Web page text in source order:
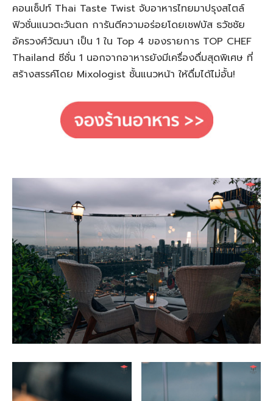
คอนเซ็ปท์ Thai Taste Twist จับอาหารไทยมาปรุงสไตล์
ฟิวชั่นแนวตะวันตก การันตีความอร่อยโดยเชฟบัส ธวัชชัย
อัครวงศ์วัฒนา เป็น 1 ใน Top 4 ของรายการ TOP CHEF
Thailand ซีซั่น 1 นอกจากอาหารยังมีเครื่องดื่มสุดพิเศษ ที่
สร้างสรรค์โดย Mixologist ชั้นแนวหน้า ให้ดื่มได้ไม่อั้น!